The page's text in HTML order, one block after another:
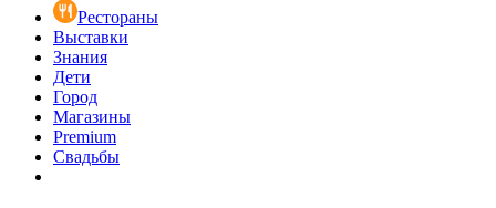
Рестораны
Выставки
Знания
Дети
Город
Магазины
Premium
Свадьбы